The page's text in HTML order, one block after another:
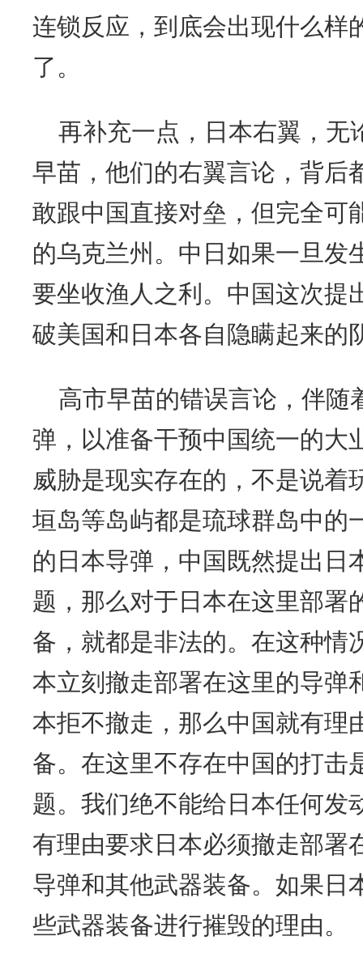
连锁反应，到底会出现什么样
了。
再补充一点，日本右翼，无
早苗，他们的右翼言论，背后
敢跟中国直接对垒，但完全可
的乌克兰州。中日如果一旦发
要坐收渔人之利。中国这次提
破美国和日本各自隐瞒起来的
高市早苗的错误言论，伴随
弹，以准备干预中国统一的大
威胁是现实存在的，不是说着
垣岛等岛屿都是琉球群岛中的
的日本导弹，中国既然提出日
题，那么对于日本在这里部署
备，就都是非法的。在这种情
本立刻撤走部署在这里的导弹
本拒不撤走，那么中国就有理
备。在这里不存在中国的打击
题。我们绝不能给日本任何发
有理由要求日本必须撤走部署
导弹和其他武器装备。如果日
些武器装备进行摧毁的理由。